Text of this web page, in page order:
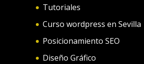
Tutoriales
Curso wordpress en Sevilla
Posicionamiento SEO
Diseño Gráfico